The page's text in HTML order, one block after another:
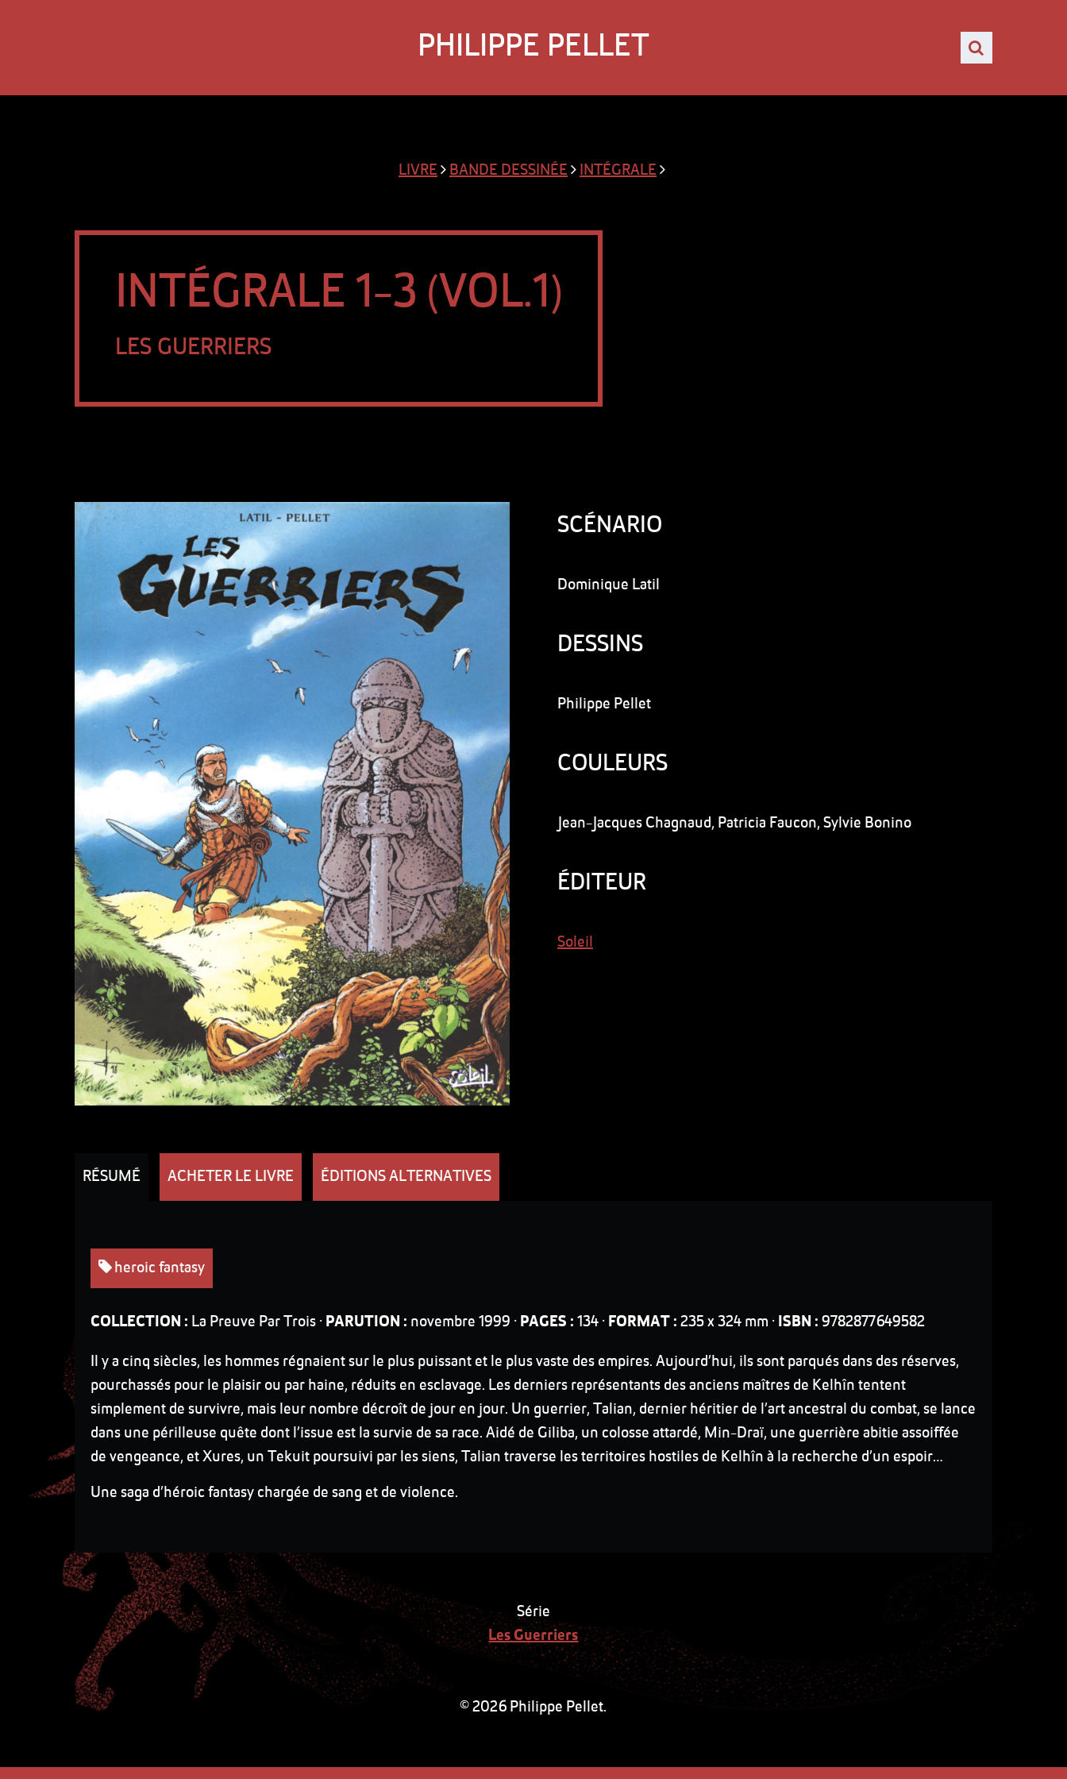
PHILIPPE PELLET
LIVRE BANDE DESSINÉE INTÉGRALE
INTÉGRALE 1-3 (VOL.1)
LES GUERRIERS
SCÉNARIO
Dominique Latil
DESSINS
Philippe Pellet
COULEURS
Jean-Jacques Chagnaud, Patricia Faucon, Sylvie Bonino
ÉDITEUR
Soleil
RÉSUMÉ ACHETER LE LIVRE ÉDITIONS ALTERNATIVES
heroic fantasy
COLLECTION : La Preuve Par Trois · PARUTION : novembre 1999 · PAGES :134 · FORMAT :235 x 324 mm · ISBN :9782877649582
Il y a cinq siècles, les hommes régnaient sur le plus puissant et le plus vaste des empires. Aujourd’hui, ils sont parqués dans des réserves,
pourchassés pour le plaisir ou par haine, réduits en esclavage. Les derniers représentants des anciens maîtres de Kelhîn tentent
simplement de survivre, mais leur nombre décroît de jour en jour. Un guerrier, Talian, dernier héritier de l’art ancestral du combat, se lance
dans une périlleuse quête dont l’issue est la survie de sa race. Aidé de Giliba, un colosse attardé, Min-Draï, une guerrière abitie assoiffée
de vengeance, et Xures, un Tekuit poursuivi par les siens, Talian traverse les territoires hostiles de Kelhîn à la recherche d’un espoir…
Une saga d’héroic fantasy chargée de sang et de violence.
Série
Les Guerriers
© 2026 Philippe Pellet.